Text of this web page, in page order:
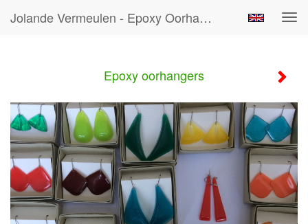
Jolande Vermeulen - Epoxy Oorhangers
Epoxy oorhangers